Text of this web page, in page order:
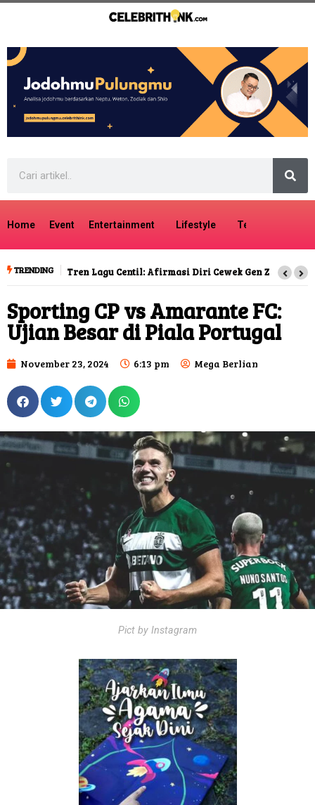
Home Event Entertainment Lifestyle Tech
TRENDING Tren Lagu Centil: Afirmasi Diri Cewek Gen Z
Sporting CP vs Amarante FC:
Ujian Besar di Piala Portugal
November 23, 2024 6:13 pm Mega Berlian
Pict by Instagram